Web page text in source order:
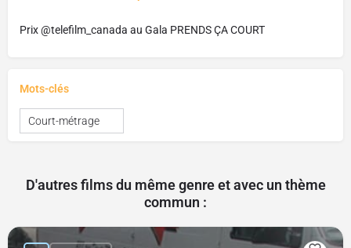
Prix @telefilm_canada au Gala PRENDS ÇA COURT
Mots-clés
Court-métrage
D'autres films du même genre et avec un thème
commun :